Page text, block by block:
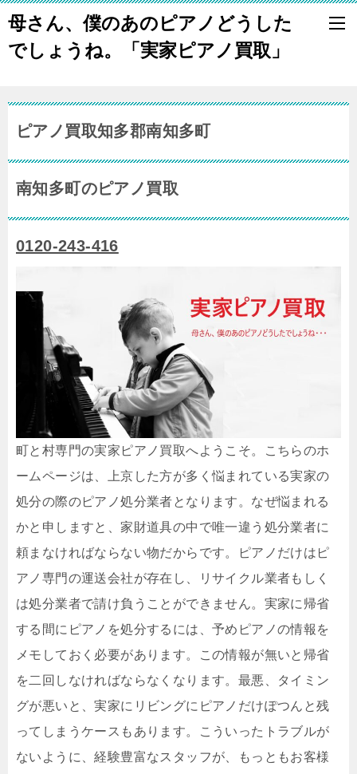
母さん、僕のあのピアノどうした
でしょうね。「実家ピアノ買取」
ピアノ買取知多郡南知多町
南知多町のピアノ買取
0120-243-416
町と村専門の実家ピアノ買取へようこそ。こちらのホ
ームページは、上京した方が多く悩まれている実家の
処分の際のピアノ処分業者となります。なぜ悩まれる
かと申しますと、家財道具の中で唯一違う処分業者に
頼まなければならない物だからです。ピアノだけはピ
アノ専門の運送会社が存在し、リサイクル業者もしく
は処分業者で請け負うことができません。実家に帰省
する間にピアノを処分するには、予めピアノの情報を
メモしておく必要があります。この情報が無いと帰省
を二回しなければならなくなります。最悪、タイミン
グが悪いと、実家にリビングにピアノだけぽつんと残
ってしまうケースもあります。こういったトラブルが
ないように、経験豊富なスタッフが、もっともお客様